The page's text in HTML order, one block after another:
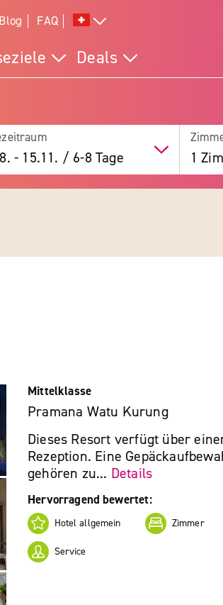
Blog FAQ
Deals
- 15.11. / 6-8 Tage 1
Mittelklasse
Pramana Watu Kurung
Dieses Resort verfügt über
Rezeption. Eine
gehören zu... Details
Hervorragend bewertet:
Hotel allgemein Zimmer
Service